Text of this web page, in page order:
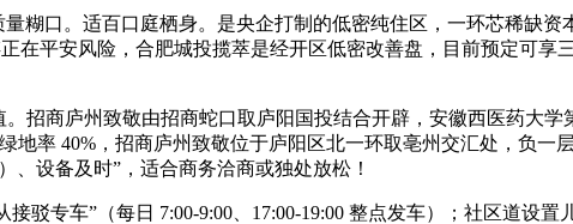
口。适百口庭栖身。是央企打制的低密纯住区，一环芯稀缺资
在平安风险，合肥城投揽萃是经开区低密改善盘，目前预定可享
商庐州致敬由招商蛇口取庐阳国投结合开辟，安徽西医药大学
率 40%，招商庐州致敬位于庐阳区北一环取亳州交汇处，负一
设备及时”，适合商务洽商或独处放松！
专车”（每日 7:00-9:00、17:00-19:00 整点发车）；社区道设置